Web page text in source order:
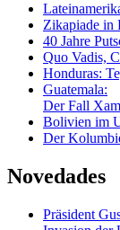
Zikapiade in
40 Jahre
Quo Vadis,
Honduras:
Guatemala:
Der Fall
Bolivien im
Der
Novedades
Präsident